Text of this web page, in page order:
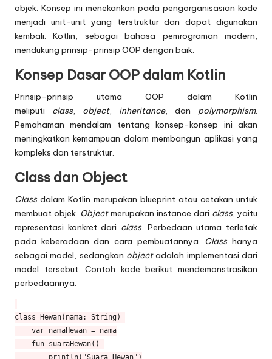
objek. Konsep ini menekankan pada pengorganisasian kode
menjadi unit-unit yang terstruktur dan dapat digunakan
kembali. Kotlin, sebagai bahasa pemrograman modern,
mendukung prinsip-prinsip OOP dengan baik.
Konsep Dasar OOP dalam Kotlin
Prinsip-prinsip utama OOP dalam Kotlin
meliputi class, object, inheritance, dan polymorphism.
Pemahaman mendalam tentang konsep-konsep ini akan
meningkatkan kemampuan dalam membangun aplikasi yang
kompleks dan terstruktur.
Class dan Object
Classdalam Kotlin merupakan blueprint atau cetakan untuk
membuat objek. Objectmerupakan instance dari class, yaitu
representasi konkret dari class. Perbedaan utama terletak
pada keberadaan dan cara pembuatannya. Classhanya
sebagai model, sedangkan objectadalah implementasi dari
model tersebut. Contoh kode berikut mendemonstrasikan
perbedaannya.
class Hewan(nama: String)
    var namaHewan = nama
    fun suaraHewan()